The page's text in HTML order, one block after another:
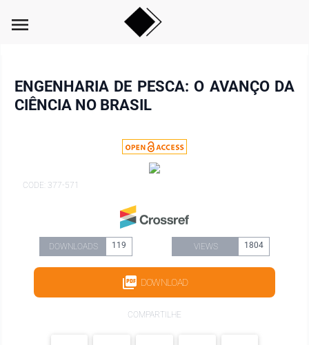
menu
ENGENHARIA DE PESCA: O AVANÇO DA
CIÊNCIA NO BRASIL
CODE: 377-571
DOWNLOADS 119 VIEWS 1804
DOWNLOAD
COMPARTILHE